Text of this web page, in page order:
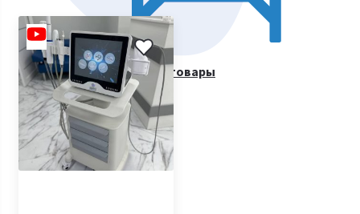
Все товары